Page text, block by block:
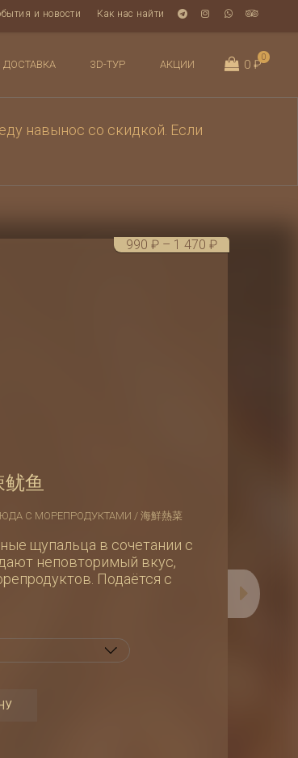
и новости Как нас найти
0
0 ₽
ДОСТАВКА 3D-ТУР АКЦИИ
навынос со скидкой. Если
990 ₽ – 1 470 ₽Диапазон
鱼
С МОРЕПРОДУКТАМИ / 海鮮熱菜
щупальца в сочетании с
неповторимый вкус,
Подаётся с